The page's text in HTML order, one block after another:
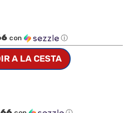
con ⓘ
A LA CESTA